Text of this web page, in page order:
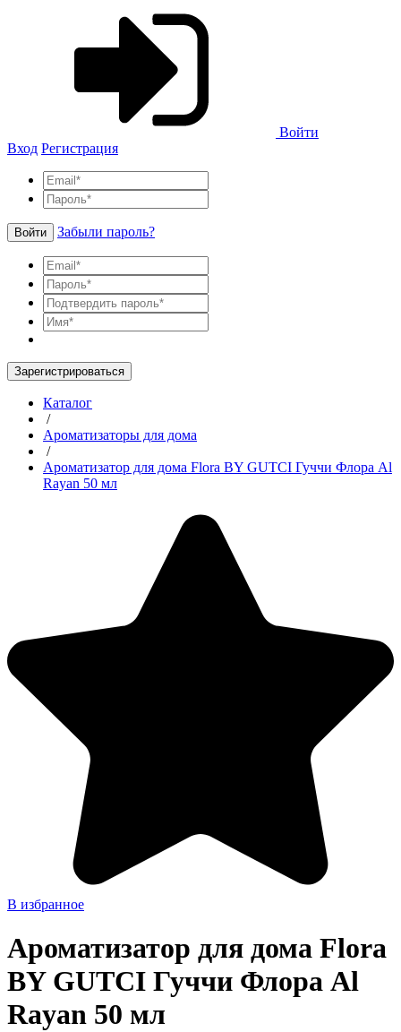
Войти
Вход Регистрация
Войти Забыли пароль?
Зарегистрироваться
Каталог
/
Ароматизаторы для дома
/
Ароматизатор для дома Flora BY GUТCI Гуччи Флора Al
Rayan 50 мл
В избранное
Ароматизатор для дома Flora
BY GUТCI Гуччи Флора Al
Rayan 50 мл